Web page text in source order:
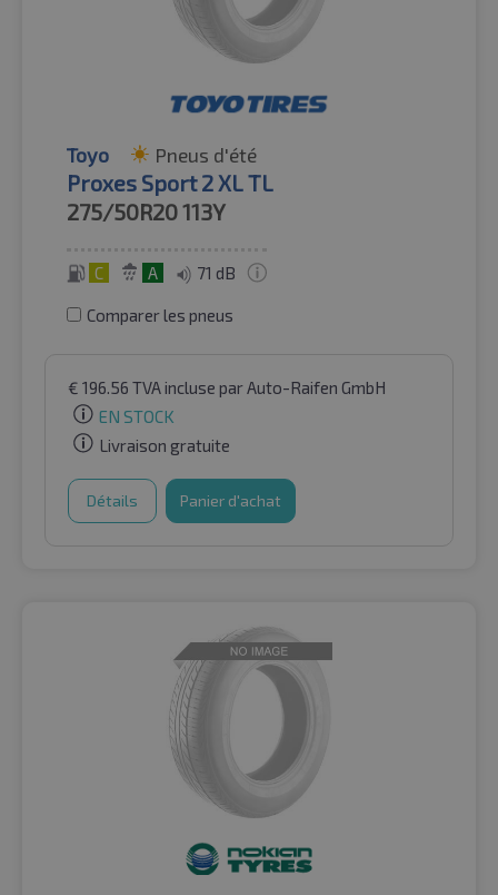
Toyo Pneus d'été
Proxes Sport 2 XL TL
275/50R20113Y
C A 71 dB
Comparer les pneus
€ 196.56 TVA incluse par Auto-Raifen GmbH
EN STOCK
Livraison gratuite
Détails Panier d'achat